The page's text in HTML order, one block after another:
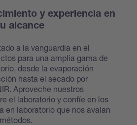
y experiencia en
alcance
a la vanguardia en el
para una amplia gama de
desde la evaporación
hasta el secado por
Aproveche nuestros
el laboratorio y confíe en los
en laboratorio que nos avalan